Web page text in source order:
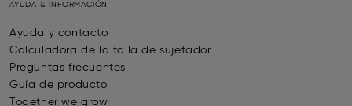
AYUDA & INFORMACIÓN
Ayuda y contacto
Calculadora de la talla de sujetador
Preguntas frecuentes
Guía de producto
Together we grow